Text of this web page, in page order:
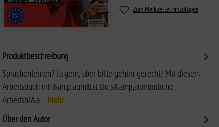
Zum Merkzettel hinzufügen
Produktbeschreibung
Sprachenlernen? Ja gern, aber bitte gehirn-gerecht! Mit diesem
Arbeitsbuch erh&amp;aumlltst Du s&amp;aumlmtliche
Arbeitsbl&a… Mehr
Über den Autor